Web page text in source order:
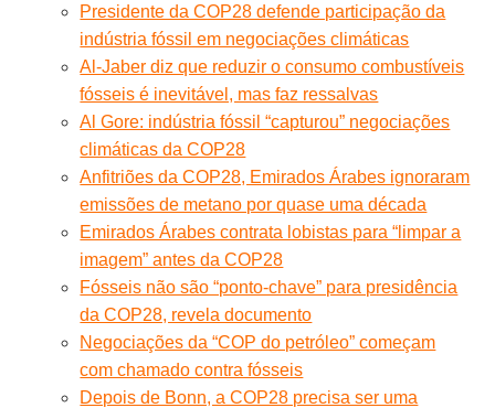
Presidente da COP28 defende participação da
indústria fóssil em negociações climáticas
Al-Jaber diz que reduzir o consumo combustíveis
fósseis é inevitável, mas faz ressalvas
Al Gore: indústria fóssil “capturou” negociações
climáticas da COP28
Anfitriões da COP28, Emirados Árabes ignoraram
emissões de metano por quase uma década
Emirados Árabes contrata lobistas para “limpar a
imagem” antes da COP28
Fósseis não são “ponto-chave” para presidência
da COP28, revela documento
Negociações da “COP do petróleo” começam
com chamado contra fósseis
Depois de Bonn, a COP28 precisa ser uma